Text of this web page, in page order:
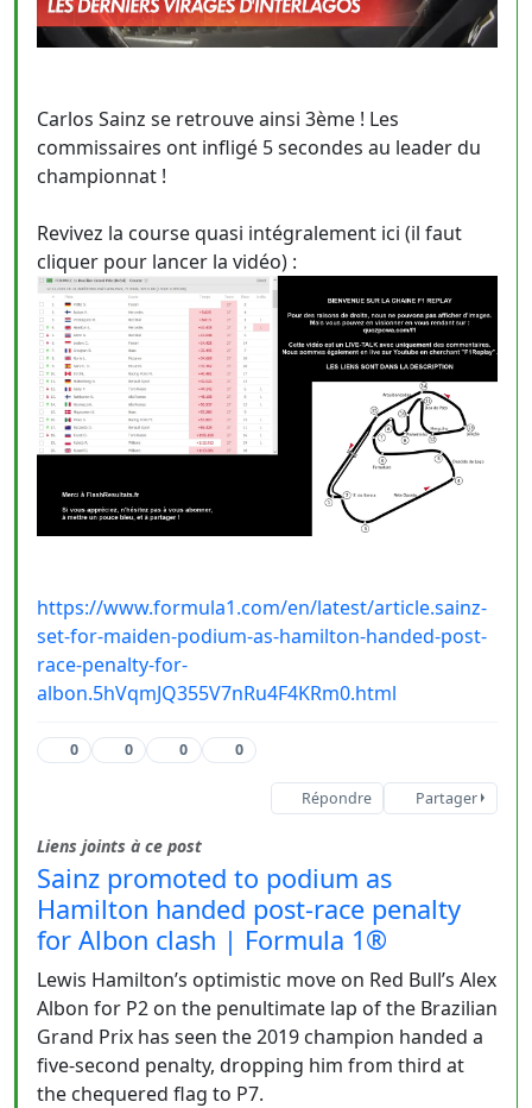
Carlos Sainz se retrouve ainsi 3ème ! Les
commissaires ont infligé 5 secondes au leader du
championnat !
Revivez la course quasi intégralement ici (il faut
cliquer pour lancer la vidéo) :
https://www.formula1.com/en/latest/article.sainz-
set-for-maiden-podium-as-hamilton-handed-post-
race-penalty-for-
albon.5hVqmJQ355V7nRu4F4KRm0.html
0 0 0 0
Répondre Partager
Liens joints à ce post
Sainz promoted to podium as
Hamilton handed post-race penalty
for Albon clash | Formula 1®
Lewis Hamilton’s optimistic move on Red Bull’s Alex
Albon for P2 on the penultimate lap of the Brazilian
Grand Prix has seen the 2019 champion handed a
five-second penalty, dropping him from third at
the chequered flag to P7.